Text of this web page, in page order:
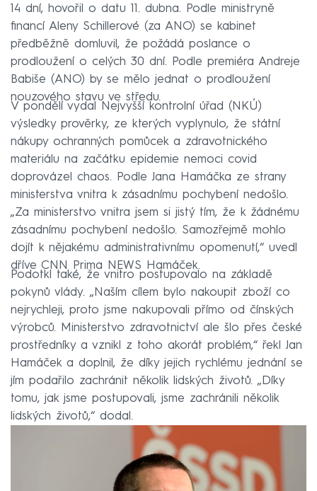
14 dní, hovořil o datu 11. dubna. Podle ministryně
financí Aleny Schillerové (za ANO) se kabinet
předběžně domluvil, že požádá poslance o
prodloužení o celých 30 dní. Podle premiéra Andreje
Babiše (ANO) by se mělo jednat o prodloužení
nouzového stavu ve středu.
V pondělí vydal Nejvyšší kontrolní úřad (NKÚ)
výsledky prověrky, ze kterých vyplynulo, že státní
nákupy ochranných pomůcek a zdravotnického
materiálu na začátku epidemie nemoci covid
doprovázel chaos. Podle Jana Hamáčka ze strany
ministerstva vnitra k zásadnímu pochybení nedošlo.
„Za ministerstvo vnitra jsem si jistý tím, že k žádnému
zásadnímu pochybení nedošlo. Samozřejmě mohlo
dojít k nějakému administrativnímu opomenutí,“ uvedl
dříve CNN Prima NEWS Hamáček.
Podotkl také, že vnitro postupovalo na základě
pokynů vlády. „Naším cílem bylo nakoupit zboží co
nejrychleji, proto jsme nakupovali přímo od čínských
výrobců. Ministerstvo zdravotnictví ale šlo přes české
prostředníky a vznikl z toho akorát problém,“ řekl Jan
Hamáček a doplnil, že díky jejich rychlému jednání se
jím podařilo zachránit několik lidských životů. „Díky
tomu, jak jsme postupovali, jsme zachránili několik
lidských životů,“ dodal.